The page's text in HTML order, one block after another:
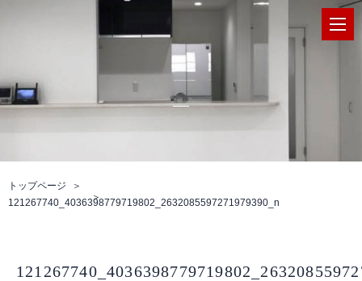
トップページ
121267740_4036398779719802_2632085597271979390_n